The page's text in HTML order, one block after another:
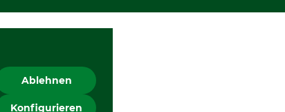
Ablehnen
Konfigurieren